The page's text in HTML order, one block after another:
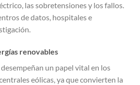
las sobretensiones y los fallos.
de datos, hospitales e
renovables
un papel vital en los
eólicas, ya que convierten la